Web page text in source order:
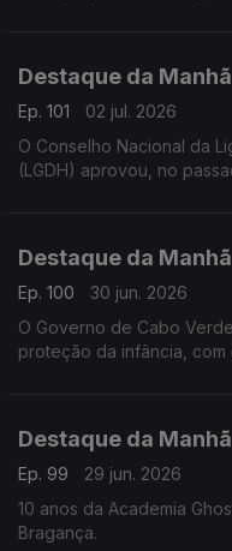
Destaque da Manhã
Ep. 101
02 jul. 2026
O Conselho Nacional da
(LGDH) aprovou, no
Destaque da Manhã
Ep. 100
30 jun. 2026
O Governo de Cabo
proteção da infância, com
Destaque da Manhã
Ep. 99
29 jun. 2026
10 anos da Academia
Bragança.